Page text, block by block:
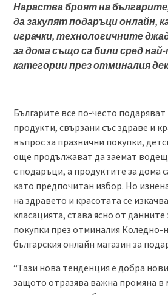
Нараства броят на
да закупят подаръци онлайн,
играчки, технологичните
за дома също са били сред
категории през отминалия
Българите все по-често подаряват
продукти, свързани със здраве и
въпрос за празнични покупки,
още продължават да заемат
с подаръци, а продуктите за дома
като предпочитан избор. Но
на здравето и красотата се
класацията, става ясно от
покупки през отминалия Коледно-
българския онлайн магазин за
“Тази нова тенденция е добра
защото отразява важна промяна в